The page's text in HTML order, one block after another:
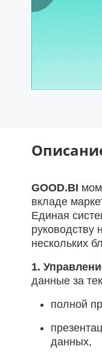
GOOD.BI
вкладе
Единая
руководству
нескольких
1.
данные за
полной
данных,